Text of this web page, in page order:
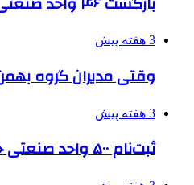
3 هفته پیش
وقتی مدیران گروه
3 هفته پیش
ثبت‌نام ۵۰۰ واحد صنعتی خسارت‌دیده جنگ برای دریافت تسهیلات